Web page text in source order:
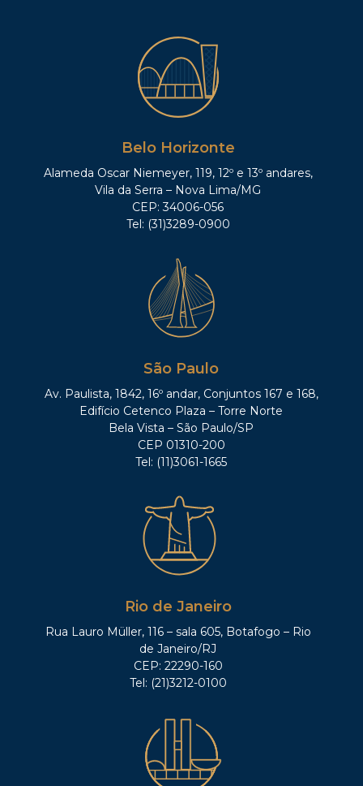
Belo Horizonte
Alameda Oscar Niemeyer, 119, 12º e 13º andares,
Vila da Serra – Nova Lima/MG
CEP: 34006-056
Tel: (31)3289-0900
São Paulo
Av. Paulista, 1842, 16º andar, Conjuntos 167 e 168,
Edifício Cetenco Plaza – Torre Norte
Bela Vista – São Paulo/SP
CEP 01310-200
Tel: (11)3061-1665
Rio de Janeiro
Rua Lauro Müller, 116 – sala 605, Botafogo – Rio
de Janeiro/RJ
CEP: 22290-160
Tel: (21)3212-0100